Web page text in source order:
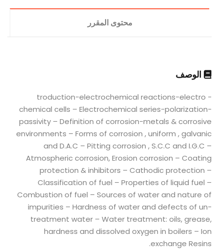
محتوى المقرر
الوصف
- troduction-electrochemical reactions-electro
chemical cells – Electrochemical series-polarization-
passivity – Definition of corrosion-metals & corrosive
environments – Forms of corrosion , uniform , galvanic
and D.A.C – Pitting corrosion , S.C.C and I.G.C –
Atmospheric corrosion, Erosion corrosion – Coating
protection & inhibitors – Cathodic protection –
Classification of fuel – Properties of liquid fuel –
Combustion of fuel – Sources of water and nature of
impurities – Hardness of water and defects of un-
treatment water – Water treatment: oils, grease,
hardness and dissolved oxygen in boilers – Ion
exchange Resins.